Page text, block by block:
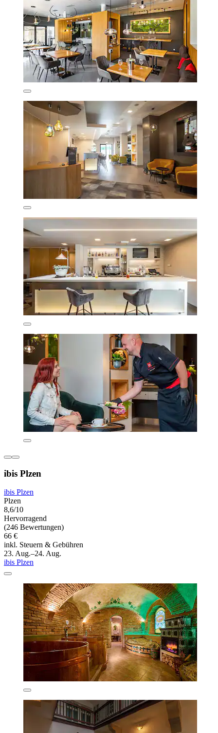
ibis Plzen
ibis Plzen
Plzen
8,6/10
Hervorragend
(246 Bewertungen)
66 €
inkl. Steuern & Gebühren
23. Aug.–24. Aug.
ibis Plzen